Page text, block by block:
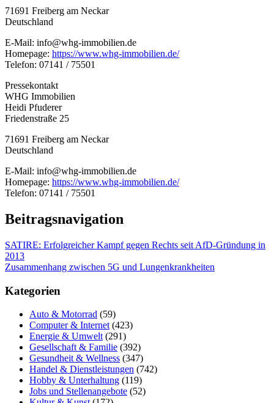
71691 Freiberg am Neckar
Deutschland
E-Mail: info@whg-immobilien.de
Homepage: https://www.whg-immobilien.de/
Telefon: 07141 / 75501
Pressekontakt
WHG Immobilien
Heidi Pfuderer
Friedenstraße 25
71691 Freiberg am Neckar
Deutschland
E-Mail: info@whg-immobilien.de
Homepage: https://www.whg-immobilien.de/
Telefon: 07141 / 75501
Beitragsnavigation
SATIRE: Erfolgreicher Kampf gegen Rechts seit AfD-Gründung in
2013
Zusammenhang zwischen 5G und Lungenkrankheiten
Kategorien
Auto & Motorrad (59)
Computer & Internet (423)
Energie & Umwelt (291)
Gesellschaft & Familie (392)
Gesundheit & Wellness (347)
Handel & Dienstleistungen (742)
Hobby & Unterhaltung (119)
Jobs und Stellenangebote (52)